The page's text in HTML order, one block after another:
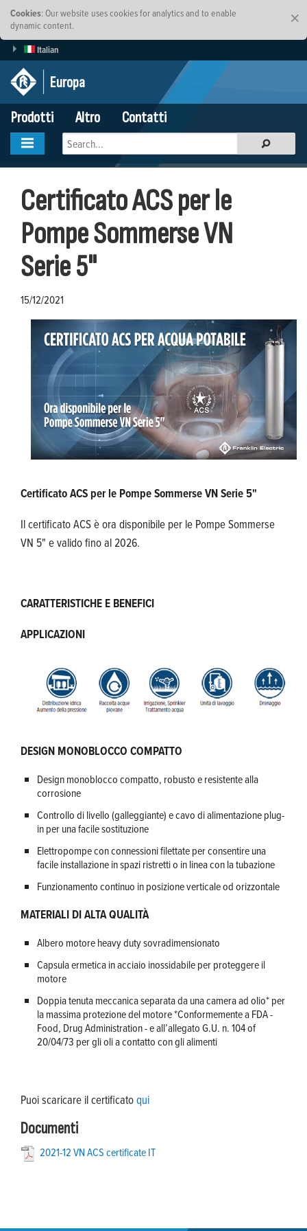
×
Cookies: Our website uses cookies for analytics and to enable
dynamic content.
Italian
Europa
Prodotti
Altro Contatti
Certificato ACS per le
Pompe Sommerse VN
Serie 5"
15/12/2021
Certificato ACS per le Pompe Sommerse VN Serie 5"
Il certificato ACS è ora disponibile per le Pompe Sommerse
VN 5" e valido fino al 2026.
CARATTERISTICHE E BENEFICI
APPLICAZIONI
DESIGN MONOBLOCCO COMPATTO
Design monoblocco compatto, robusto e resistente alla
corrosione
Controllo di livello (galleggiante) e cavo di alimentazione plug-
in per una facile sostituzione
Elettropompe con connessioni filettate per consentire una
facile installazione in spazi ristretti o in linea con la tubazione
Funzionamento continuo in posizione verticale od orizzontale
MATERIALI DI ALTA QUALITÀ
Albero motore heavy duty sovradimensionato
Capsula ermetica in acciaio inossidabile per proteggere il
motore
Doppia tenuta meccanica separata da una camera ad olio* per
la massima protezione del motore *Conformemente a FDA -
Food, Drug Administration - e all’allegato G.U. n. 104 of
20/04/73 per gli oli a contatto con gli alimenti
Puoi scaricare il certificatoqui
Documenti
2021-12 VN ACS certificate IT